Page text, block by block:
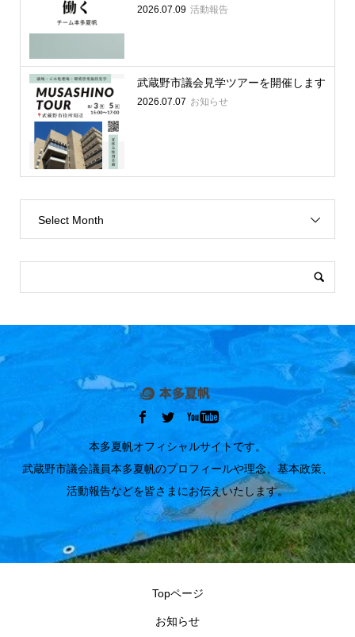
2026.07.09 活動報告
武蔵野市議会見学ツアーを開催します
2026.07.07 お知らせ
Select Month
本多夏帆オフィシャルサイトです。
武蔵野市議会議員本多夏帆のプロフィールや理念、基本政策、
活動報告などを皆さまにお伝えいたします。
Topページ
お知らせ